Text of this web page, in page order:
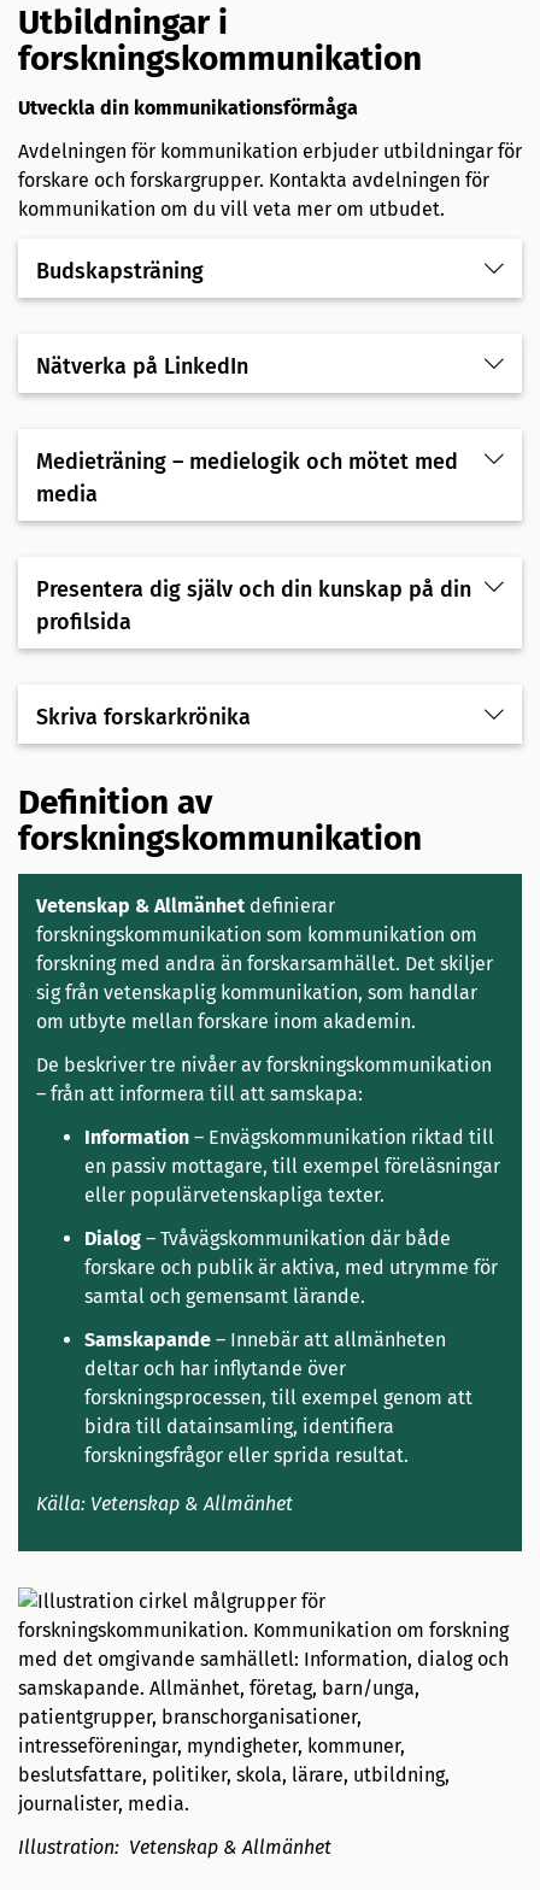
Utbildningar i
forskningskommunikation
Utveckla din kommunikationsförmåga
Avdelningen för kommunikation erbjuder utbildningar för
forskare och forskargrupper. Kontakta avdelningen för
kommunikation om du vill veta mer om utbudet.
Budskapsträning
Nätverka på LinkedIn
Medieträning – medielogik och mötet med
media
Presentera dig själv och din kunskap på din
profilsida
Skriva forskarkrönika
Definition av
forskningskommunikation
Vetenskap & Allmänhet definierar
forskningskommunikation som kommunikation om
forskning med andra än forskarsamhället. Det skiljer
sig från vetenskaplig kommunikation, som handlar
om utbyte mellan forskare inom akademin.
De beskriver tre nivåer av forskningskommunikation
– från att informera till att samskapa:
Information – Envägskommunikation riktad till
en passiv mottagare, till exempel föreläsningar
eller populärvetenskapliga texter.
Dialog – Tvåvägskommunikation där både
forskare och publik är aktiva, med utrymme för
samtal och gemensamt lärande.
Samskapande – Innebär att allmänheten
deltar och har inflytande över
forskningsprocessen, till exempel genom att
bidra till datainsamling, identifiera
forskningsfrågor eller sprida resultat.
Källa: Vetenskap & Allmänhet
Illustration: Vetenskap & Allmänhet